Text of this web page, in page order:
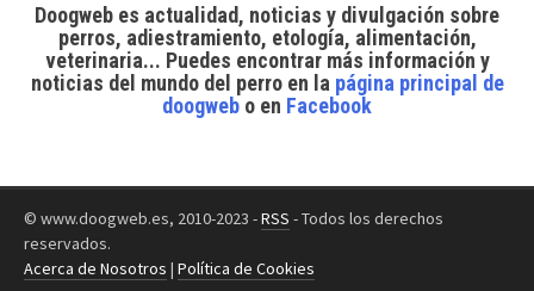
Doogweb es actualidad, noticias y divulgación sobre
perros, adiestramiento, etología, alimentación,
veterinaria... Puedes encontrar más información y
noticias del mundo del perroen la página principal de
doogweb o en Facebook
© www.doogweb.es, 2010-2023 -RSS - Todos los derechos
reservados.
Acerca de Nosotros | Política de Cookies